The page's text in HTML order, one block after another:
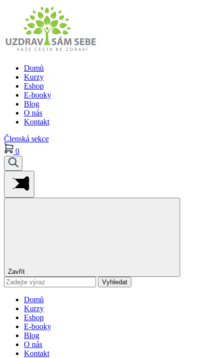
Domů
Kurzy
Eshop
E-booky
Blog
O nás
Kontakt
Členská sekce
0
Zavřít
Vyhledat
Domů
Kurzy
Eshop
E-booky
Blog
O nás
Kontakt